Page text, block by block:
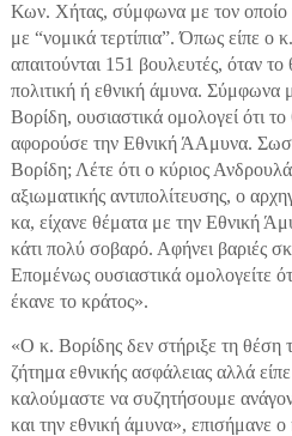
Κων. Χήτας, σύμφωνα με τον οποίο
με “νομικά τερτίπια”. Όπως είπε ο
απαιτούνται 151 βουλευτές, όταν
πολιτική ή εθνική άμυνα. Σύμφωνα
Βορίδη, ουσιαστικά ομολογεί ότι
αφορούσε την Εθνική ΆΑμυνα.
Βορίδη; Λέτε ότι ο κύριος
αξιωματικής αντιπολίτευσης, ο
κα, είχανε θέματα με την Εθνική
κάτι πολύ σοβαρό. Αφήνει βαριές
Επομένως ουσιαστικά ομολογείτε
έκανε το κράτος».
«Ο κ. Βορίδης δεν στήριξε τη θέση
ζήτημα εθνικής ασφάλειας αλλά
καλούμαστε να συζητήσουμε
και την εθνική άμυνα», επισήμανε ο